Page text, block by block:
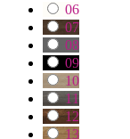
06
07
08
09
10
11
12
13